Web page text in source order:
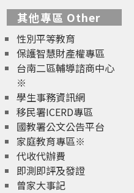
其他專區 Other
性別平等教育
保護智慧財產權專區
台南二區輔導諮商中心
※
學生事務資訊網
移民署ICERD專區
國教署公文公告平台
家庭教育專區※
代收代辦費
即測即評及發證
曾家大事記